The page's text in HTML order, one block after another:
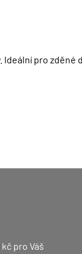
pro zděné
pro Váš